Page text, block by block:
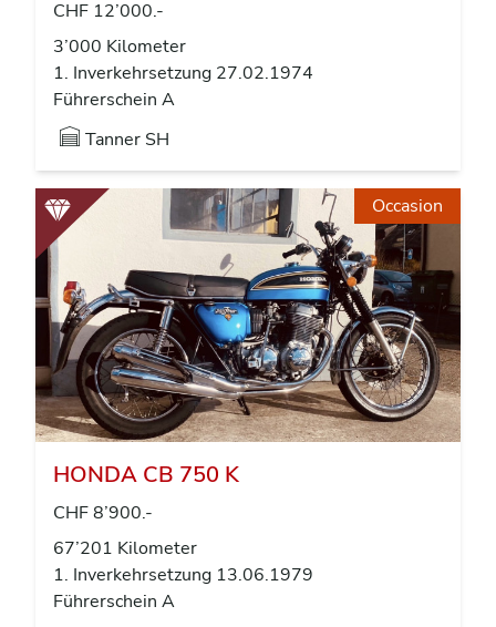
CHF 12’000.-
3’000 Kilometer
1. Inverkehrsetzung 27.02.1974
Führerschein A
Tanner SH
Occasion
HONDA CB 750 K
CHF 8’900.-
67’201 Kilometer
1. Inverkehrsetzung 13.06.1979
Führerschein A